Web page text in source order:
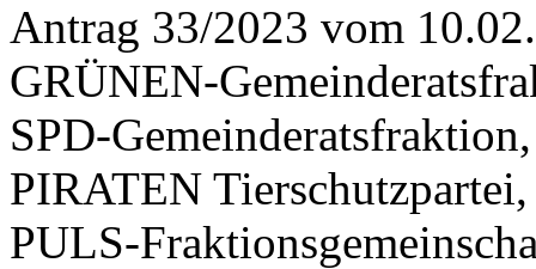
Antrag 33/2023 vom
GRÜNEN-
SPD-
PIRATEN Tierschutzpartei,
PULS-